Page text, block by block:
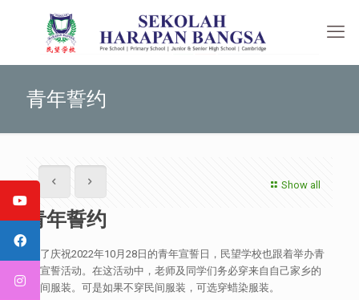
青年誓约
Show all
青年誓约
为了庆祝2022年10月28日的青年宣誓日，民望学校也跟着举办青
年宣誓活动。在这活动中，老师及同学们务必穿来自自己家乡的
民间服装。可是如果不穿民间服装，可选穿蜡染服装。